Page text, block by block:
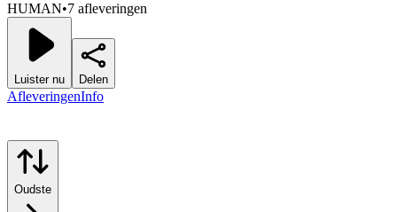
HUMAN•7 afleveringen
Luister nu Delen
AfleveringenInfo
Oudste